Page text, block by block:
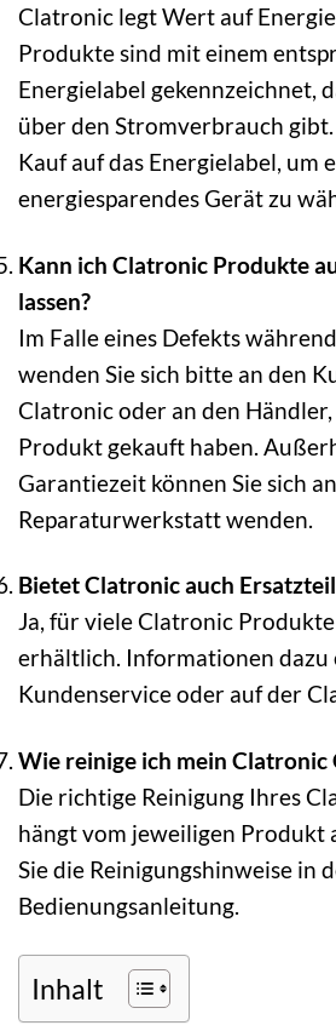
Clatronic legt Wert auf
Produkte sind mit einem
Energielabel gekennzeichnet,
über den Stromverbrauch
Kauf auf das Energielabel, um
energiesparendes Gerät zu
Kann ich Clatronic Produkte
lassen?
Im Falle eines Defekts
wenden Sie sich bitte an den
Clatronic oder an den Händler,
Produkt gekauft haben.
Garantiezeit können Sie sich
Reparaturwerkstatt wenden.
Bietet Clatronic auch
Ja, für viele Clatronic
erhältlich. Informationen dazu
Kundenservice oder auf der
Wie reinige ich mein Clatronic
Die richtige Reinigung Ihres
hängt vom jeweiligen Produkt
Sie die Reinigungshinweise in
Bedienungsanleitung.
Inhalt